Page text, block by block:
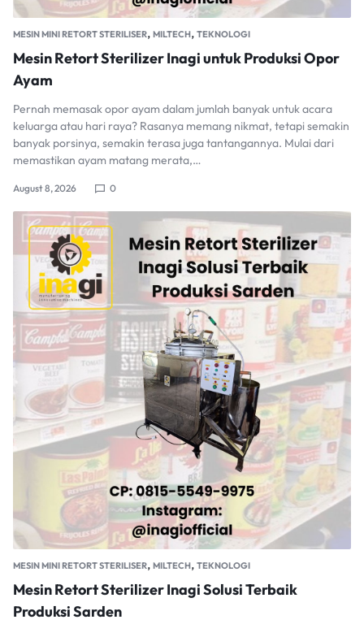
MESIN MINI RETORT STERILISER, MILTECH, TEKNOLOGI
Mesin Retort Sterilizer Inagi untuk Produksi Opor
Ayam
Pernah memasak opor ayam dalam jumlah banyak untuk acara
keluarga atau hari raya? Rasanya memang nikmat, tetapi semakin
banyak porsinya, semakin terasa juga tantangannya. Mulai dari
memastikan ayam matang merata,…
August 8, 2026 0
MESIN MINI RETORT STERILISER, MILTECH, TEKNOLOGI
Mesin Retort Sterilizer Inagi Solusi Terbaik
Produksi Sarden